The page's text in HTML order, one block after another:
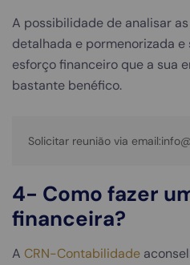
A possibilidade de analisar
detalhada e pormenorizada
esforço financeiro que a sua
bastante benéfico.
4- Como fazer
financeira?
A CRN-Contabilidade